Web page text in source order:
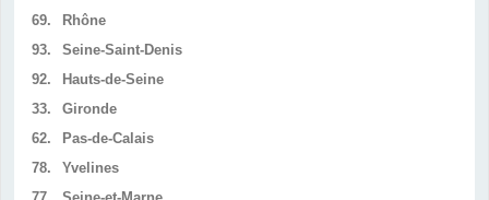
69.
Rhône
93.
Seine-Saint-Denis
92.
Hauts-de-Seine
33.
Gironde
62.
Pas-de-Calais
78.
Yvelines